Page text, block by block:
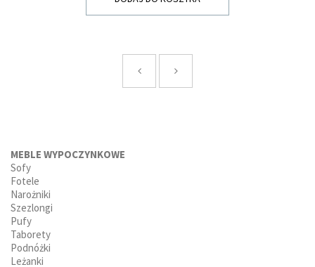
MEBLE WYPOCZYNKOWE
Sofy
Fotele
Narożniki
Szezlongi
Pufy
Taborety
Podnóżki
Leżanki